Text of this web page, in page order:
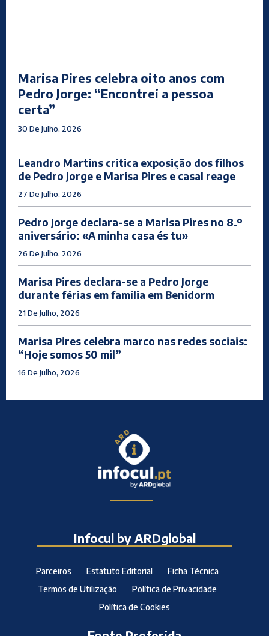
Marisa Pires celebra oito anos com
Pedro Jorge: “Encontrei a pessoa
certa”
30 De Julho, 2026
Leandro Martins critica exposição dos filhos
de Pedro Jorge e Marisa Pires e casal reage
27 De Julho, 2026
Pedro Jorge declara-se a Marisa Pires no 8.º
aniversário: «A minha casa és tu»
26 De Julho, 2026
Marisa Pires declara-se a Pedro Jorge
durante férias em família em Benidorm
21 De Julho, 2026
Marisa Pires celebra marco nas redes sociais:
“Hoje somos 50 mil”
16 De Julho, 2026
Infocul by ARDglobal
Parceiros Estatuto Editorial
Ficha Técnica
Termos de Utilização
Política de Privacidade
Política de Cookies